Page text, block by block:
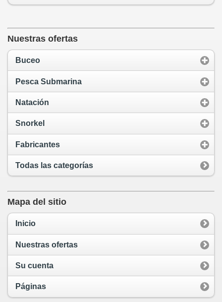
Nuestras ofertas
Buceo
Pesca Submarina
Natación
Snorkel
Fabricantes
Todas las categorías
Mapa del sitio
Inicio
Nuestras ofertas
Su cuenta
Páginas